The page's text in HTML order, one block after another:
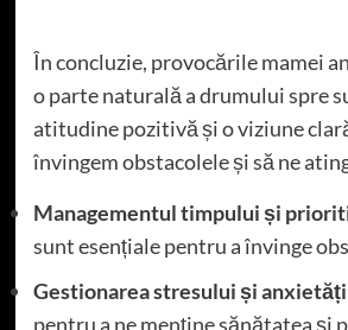
În concluzie, provocările mamei
o parte naturală a drumului spre
atitudine pozitivă și o viziune
învingem obstacolele și să ne
Managementul timpului și
sunt esențiale pentru a învinge
Gestionarea stresului și
pentru a ne menține sănătatea și